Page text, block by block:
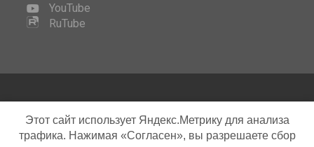
YouTube
RuTube
Этот сайт использует Яндекс.Метрику для анализа
трафика. Нажимая «Согласен», вы разрешаете сбор
Copyright © AMRhub, 2026